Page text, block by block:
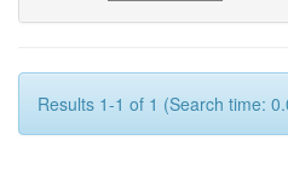
Results 1-1 of 1 (Search time: